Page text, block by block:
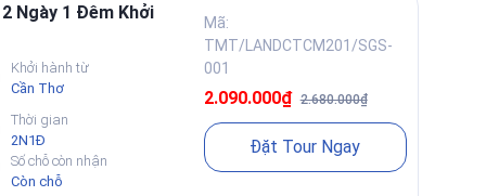
tâm nếu đi cùng người lớn tuổi.
cầu thực tế.
Ngày 1 Đêm Khởi
Khởi hành từ
Cần Thơ
Thời gian
2N1Đ
Số chỗ còn nhận
Còn chỗ
Mã:
TMT/LANDCTCM201/SGS-
001
2.090.000₫2.680.000₫
Đặt Tour Ngay